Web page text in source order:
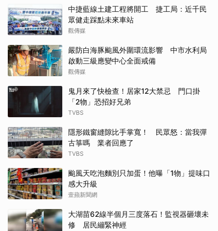
中捷藍線土建工程將開工 捷工局：近千民
眾健走踩點未來車站
觀傳媒
嚴防白海豚颱風外圍環流影響 中市水利局
啟動三級應變中心全面戒備
觀傳媒
鬼月來了快檢查！居家12大禁忌 門口掛
「2物」恐招好兄弟
TVBS
隱形鐵窗縫隙比手掌寬！ 民眾怒：當我彈
古箏嗎 業者回應了
TVBS
颱風天吃泡麵別只加蛋！他曝「1物」提味口
感大升級
壹蘋新聞網
大湖苗62線半個月三度落石！監視器砸壞未
修 居民繃緊神經